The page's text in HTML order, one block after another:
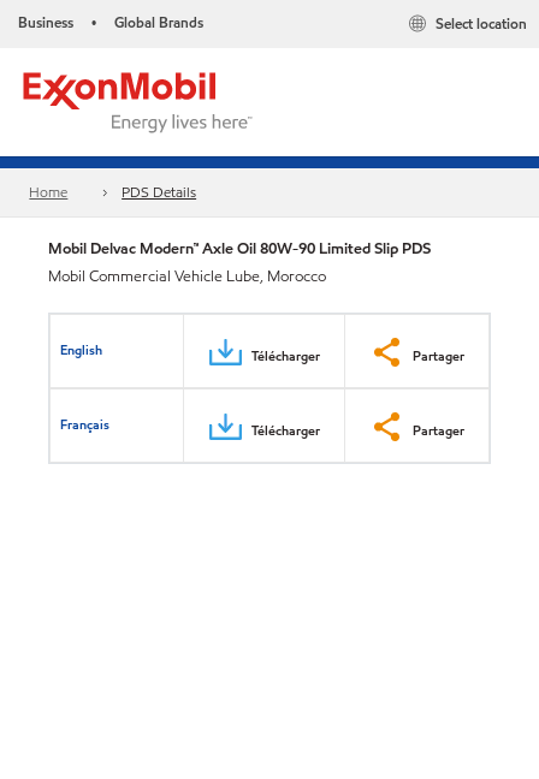
Business • Global Brands Select location
Home PDS Details
Mobil Delvac Modern™ Axle Oil 80W-90 Limited Slip PDS
Mobil Commercial Vehicle Lube, Morocco
English Télécharger Partager
Français Télécharger Partager